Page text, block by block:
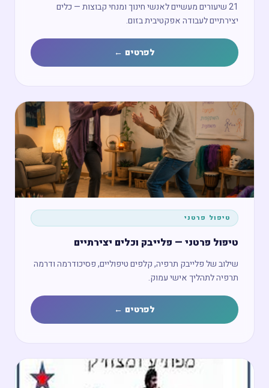
21 שיעורים מעשיים לאנשי חינוך ומנחי קבוצות — כלים
יצירתיים לעבודה אפקטיבית בזום.
לפרטים ←
טיפול פרטני
טיפול פרטני — פלייבק וכלים יצירתיים
שילוב של פלייבק תרפיה, קלפים טיפוליים, פסיכודרמה ודרמה
תרפיה לתהליך אישי עמוק.
לפרטים ←